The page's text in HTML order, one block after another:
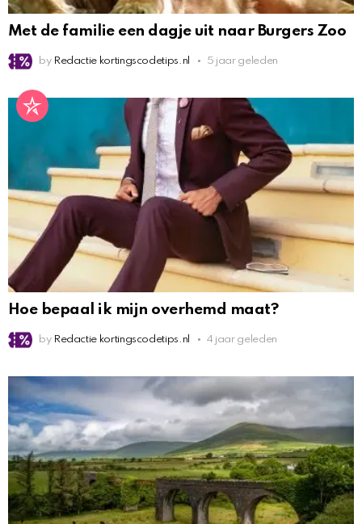
Met de familie een dagje uit naar Burgers Zoo
by Redactie kortingscodetips.nl 5 jaar geleden
Hoe bepaal ik mijn overhemd maat?
by Redactie kortingscodetips.nl 4 jaar geleden